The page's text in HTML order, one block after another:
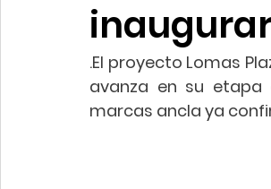
.El proyecto Lomas
avanza en su
marcas ancla ya